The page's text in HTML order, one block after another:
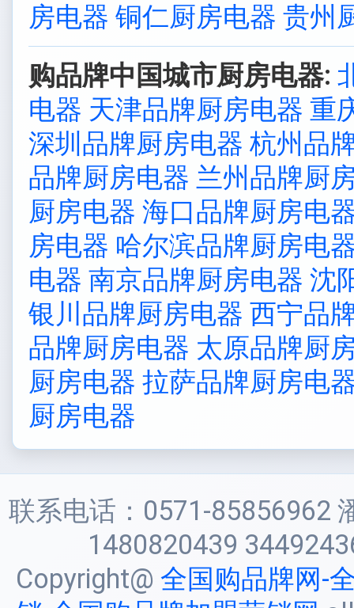
房电器 铜仁厨房电器 贵州
购品牌中国城市厨房电器:
电器 天津品牌厨房电器 重
深圳品牌厨房电器 杭州品
品牌厨房电器 兰州品牌厨
厨房电器 海口品牌厨房电
房电器 哈尔滨品牌厨房电
电器 南京品牌厨房电器 沈
银川品牌厨房电器 西宁品
品牌厨房电器 太原品牌厨
厨房电器 拉萨品牌厨房电
厨房电器
联系电话：0571-85856962
1480820439
Copyright@ 全国购品牌网-